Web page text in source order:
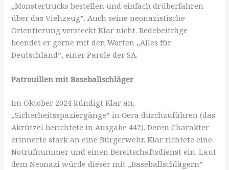
„Monstertrucks bestellen und einfach drüberfahren
über das Viehzeug”. Auch seine neonazistische
Orientierung versteckt Klar nicht. Redebeiträge
beendet er gerne mit den Worten „Alles für
Deutschland”, einer Parole der SA.
Patrouillen mit Baseballschläger
Im Oktober 2024 kündigt Klar an,
„Sicherheitsspaziergänge” in Gera durchzuführen (das
Akrützel berichtete in Ausgabe 442). Deren Charakter
erinnerte stark an eine Bürgerwehr. Klar richtete eine
Notrufnummer und einen Bereitschaftsdienst ein. Laut
dem Neonazi würde dieser mit „Baseballschlägern”